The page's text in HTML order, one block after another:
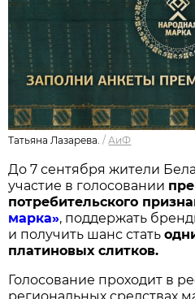
Татьяна Лазарева. / АиФ
До 7 сентября жители
участие в голосовании п
потребительского
марка», поддержать
и получить шанс стать
платиновых слитков.
Голосование проходит в
региональных средствах